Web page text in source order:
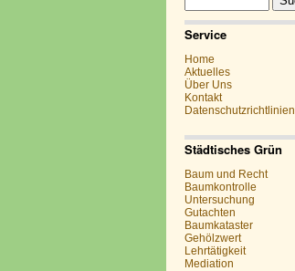
nach:
Service
Home
Aktuelles
Über Uns
Kontakt
Datenschutzrichtlinien
Städtisches Grün
Baum und Recht
Baumkontrolle
Untersuchung
Gutachten
Baumkataster
Gehölzwert
Lehrtätigkeit
Mediation